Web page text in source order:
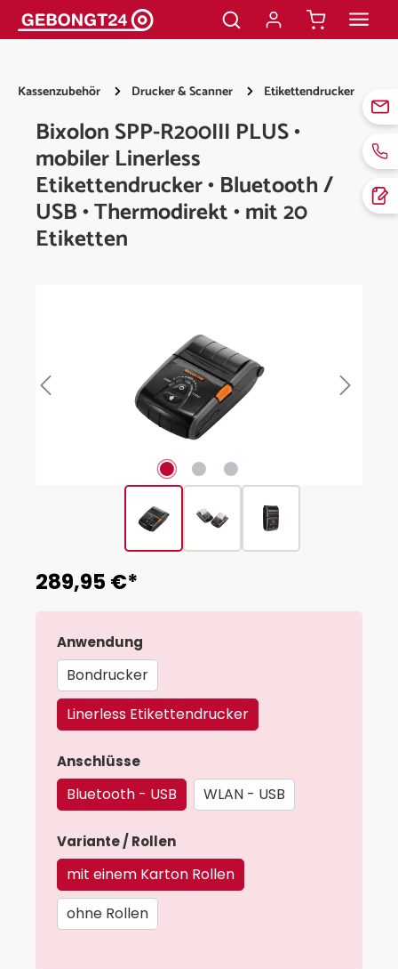
springen
Kassenzubehör Drucker & Scanner Etikettendrucker
Bixolon SPP-R200III PLUS •
mobiler Linerless
Etikettendrucker • Bluetooth /
USB • Thermodirekt • mit 20
Etiketten
289,95 €*
Anwendung
Bondrucker
Linerless Etikettendrucker
Anschlüsseauswählen
Bluetooth - USB WLAN - USB
Variante / Rollenauswählen
mit einem Karton Rollen
ohne Rollen